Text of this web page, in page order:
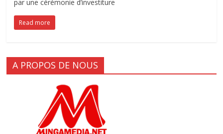
par une cérémonie d’investiture
Read more
A PROPOS DE NOUS